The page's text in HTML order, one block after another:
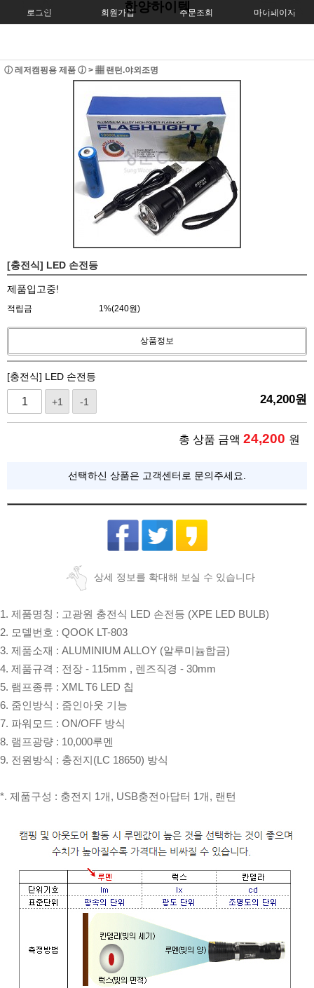
로그인 회원가입 주문조회 마이페이지
한양하이텍
ⓙ 레저캠핑용 제품 ⓙ > ▦ 랜턴.야외조명
[충전식] LED 손전등
제품입고중!
적립금 1%(240원)
상품정보
[충전식] LED 손전등
+1 -1 24,200원
총 상품 금액 24,200 원
선택하신 상품은 고객센터로 문의주세요.
상세 정보를 확대해 보실 수 있습니다
1. 제품명칭 : 고광원 충전식 LED 손전등 (XPE LED BULB)
2. 모델번호 : QOOK LT-803
3. 제품소재 : ALUMINIUM ALLOY (알루미늄합금)
4. 제품규격 : 전장 - 115mm , 렌즈직경 - 30mm
5. 램프종류 : XML T6 LED 칩
6. 줌인방식 : 줌인아웃 기능
7. 파워모드 : ON/OFF 방식
8. 램프광량 : 10,000루멘
9. 전원방식 : 충전지(LC 18650) 방식
*. 제품구성 : 충전지 1개, USB충전아답터 1개, 랜턴